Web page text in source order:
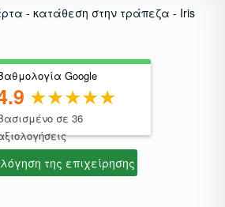
Google
σε 36
της επιχείρησης